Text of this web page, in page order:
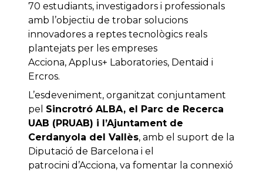
70 estudiants, investigadors i professionals
amb l’objectiu de trobar solucions
innovadores a reptes tecnològics reals
plantejats per les empreses
Acciona, Applus+ Laboratories, Dentaid i
Ercros.
L’esdeveniment, organitzat conjuntament
pel Sincrotró ALBA, el Parc de Recerca
UAB (PRUAB) i l’Ajuntament de
Cerdanyola del Vallès, amb el suport de la
Diputació de Barcelona i el
patrocini d’Acciona, va fomentar la connexió